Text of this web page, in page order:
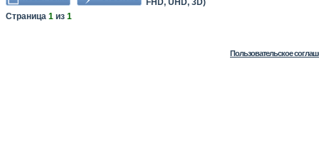
FHD, UHD, 3D)
Страница 1 из 1
Пользовательское